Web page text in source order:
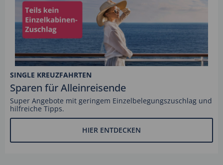
SINGLE KREUZFAHRTEN
Sparen für Alleinreisende
Super Angebote mit geringem Einzelbelegungszuschlag und
hilfreiche Tipps.
HIER ENTDECKEN